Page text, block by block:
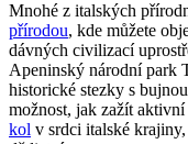
Mnohé z italských
přírodou, kde můžete
dávných civilizací
Apeninský národní park
historické stezky s
možnost, jak zažít
kol v srdci italské